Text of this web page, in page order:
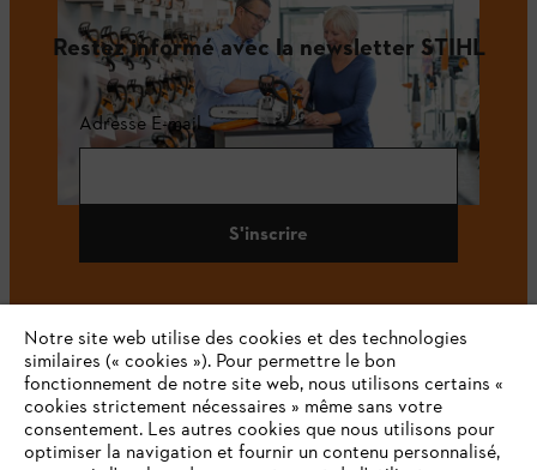
Restez informé avec la newsletter STIHL
Adresse E-mail
S'inscrire
#STIHL
Notre site web utilise des cookies et des technologies
similaires (« cookies »). Pour permettre le bon
fonctionnement de notre site web, nous utilisons certains «
cookies strictement nécessaires » même sans votre
consentement. Les autres cookies que nous utilisons pour
optimiser la navigation et fournir un contenu personnalisé,